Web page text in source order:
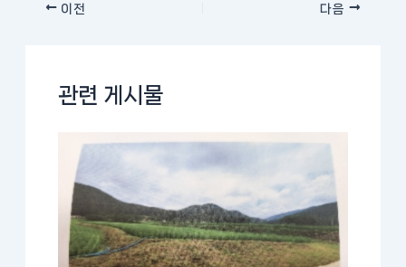
이전 다음
관련 게시물